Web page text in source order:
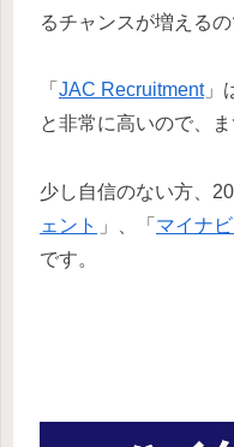
るチャンスが増えるの
「 JAC Recruitment」
と非常に高いので、
少し自信のない方、
ェント
」、「 マイナ
です。